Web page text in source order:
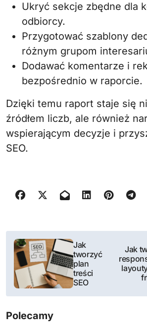
Ukryć sekcje zbędne dla
odbiorcy.
Przygotować szablony
różnym grupom
Dodawać komentarze i
bezpośrednio w raporcie.
Dzięki temu raport staje się
źródłem liczb, ale również
wspierającym decyzje i
SEO.
N
w
i
g
Jak
tworzyć
plan
treści
SEO
Jak
Polecamy